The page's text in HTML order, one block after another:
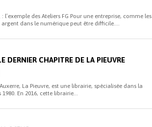
des Ateliers FG Pour une entreprise, comme les
argent dans le numérique peut être difficile....
DERNIER CHAPITRE DE LA PIEUVRE
La Pieuvre, est une librairie, spécialisée dans la
En 2016, cette librairie...